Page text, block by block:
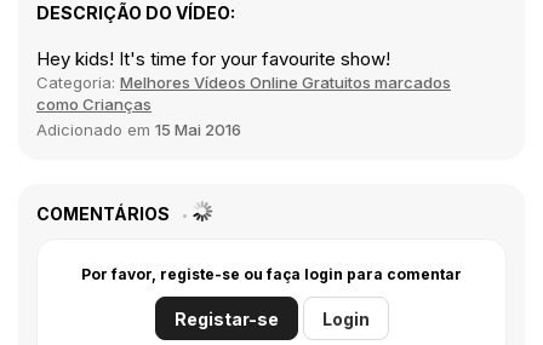
DESCRIÇÃO DO VÍDEO:
Hey kids! It's time for your favourite show!
Categoria: Melhores Vídeos Online Gratuitos marcados
como Crianças
Adicionado em 15 Mai 2016
COMENTÁRIOS
Por favor, registe-se ou faça login para comentar
Registar-se Login